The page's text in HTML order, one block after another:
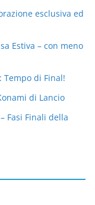
esclusiva ed
Estiva – con meno
Tempo di Final!
di Lancio
Fasi Finali della